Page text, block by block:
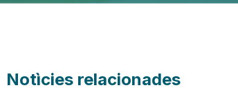
Notìcies relacionades